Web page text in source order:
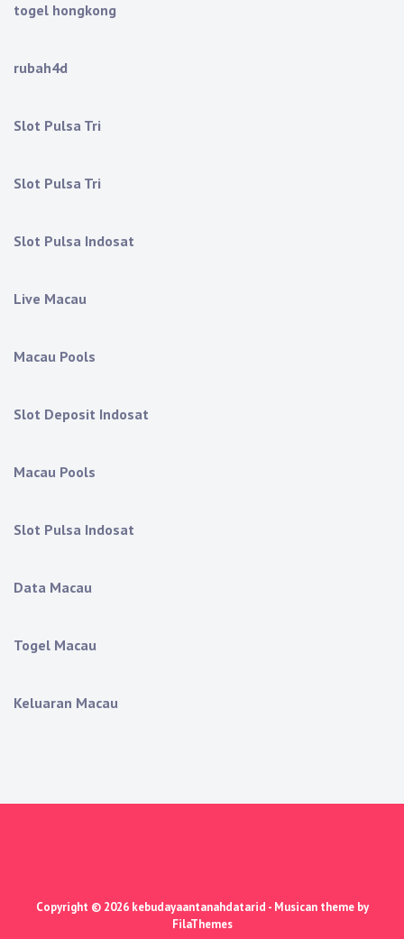
togel hongkong
rubah4d
Slot Pulsa Tri
Slot Pulsa Tri
Slot Pulsa Indosat
Live Macau
Macau Pools
Slot Deposit Indosat
Macau Pools
Slot Pulsa Indosat
Data Macau
Togel Macau
Keluaran Macau
Copyright © 2026 kebudayaantanahdatarid - Musican theme by
FilaThemes